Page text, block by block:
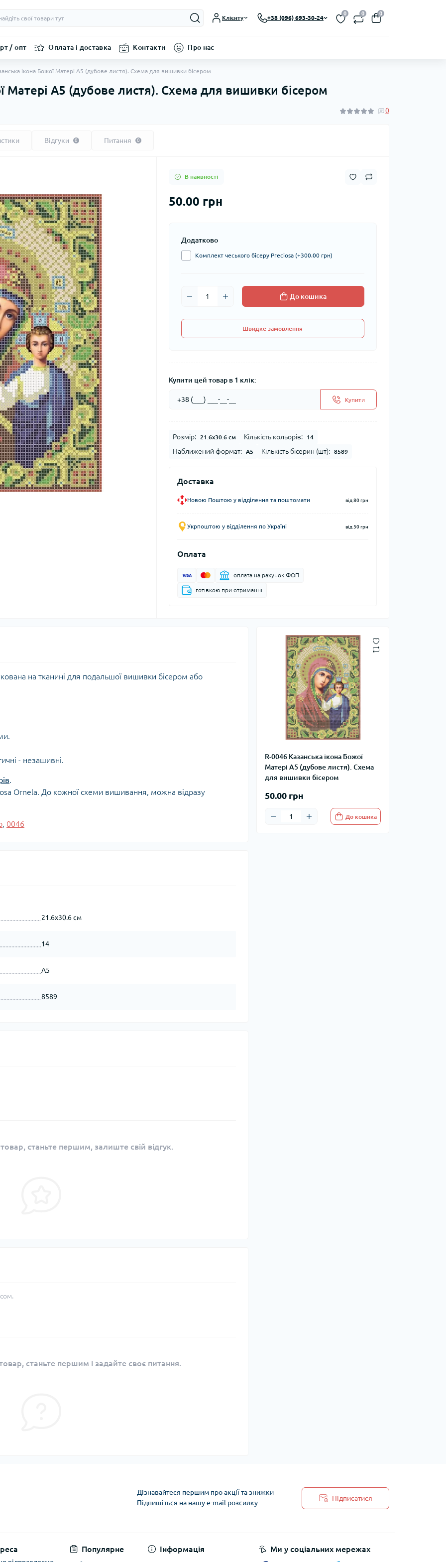
Клієнту +38 (096) 693-30-24
0 0 0
/ опт Оплата і доставка Контакти Про нас
ікона Божої Матері А5 (дубове листя). Схема для вишивки бісером
Матері А5 (дубове листя). Схема для вишивки бісером
0
Відгуки 0 Питання 0
В наявності
50.00 грн
Додатково
Комплект чеського бісеру Preciosa (+300.00 грн)
До кошика
Швидке замовлення
Купити цей товар в 1 клік:
Купити
Розмір: 21.6x30.6 см Кількість кольорів: 14
Наближений формат: А5 Кількість бісерин (шт): 8589
Доставка
Новою Поштою у відділення та поштомати від 80 грн
Укрпоштою у відділення по Україні від 50 грн
Оплата
оплата на рахунок ФОП
готівкою при отриманні
R-0046 Казанська ікона Божої
Матері А5 (дубове листя). Схема
для вишивки бісером
50.00 грн
До кошика
на тканині для подальшої вишивки бісером або
- незашивні.
.
Ornela. До кожної схеми вишивання, можна відразу
, 0046
21.6x30.6 см
14
А5
8589
станьте першим, залиште свій відгук.
станьте першим і задайте своє питання.
Дізнавайтеся першим про акції та знижки
Підпишіться на нашу e-mail розсилку
Підписатися
Популярне Інформація Ми у соціальних мережах